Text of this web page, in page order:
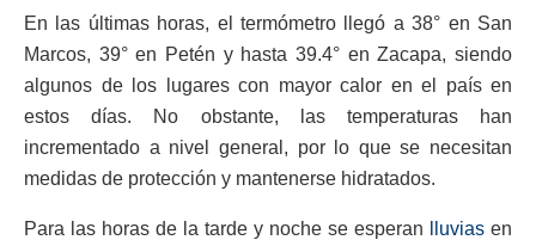
En las últimas horas, el termómetro llegó a 38° en San
Marcos, 39° en Petén y hasta 39.4° en Zacapa, siendo
algunos de los lugares con mayor calor en el país en
estos días. No obstante, las temperaturas han
incrementado a nivel general, por lo que se necesitan
medidas de protección y mantenerse hidratados.
Para las horas de la tarde y noche se esperan lluvias en